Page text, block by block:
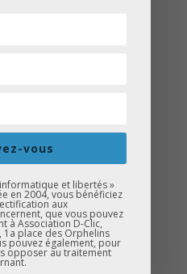
vous
et libertés »
en 2004, vous bénéficiez
aux
que vous pouvez
à Association D-Clic,
1a place des Orphelins
pouvez également, pour
opposer au traitement